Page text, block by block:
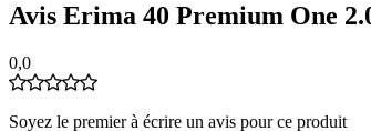
Avis Erima 40 Premium One
0,0
Soyez le premier à écrire un avis pour ce produit